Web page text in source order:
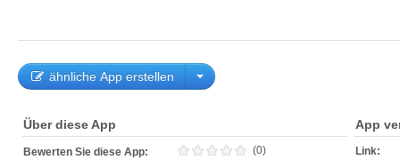
ähnliche App erstellen
Über diese App
Bewerten Sie diese App: (0)
App
Link: